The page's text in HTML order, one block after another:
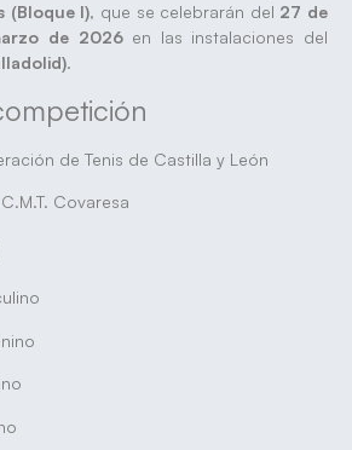
(Bloque I), que se celebrarán del 27 de
de 2026en las instalaciones del
.
de Tenis de Castilla y León
C.M.T. Covaresa